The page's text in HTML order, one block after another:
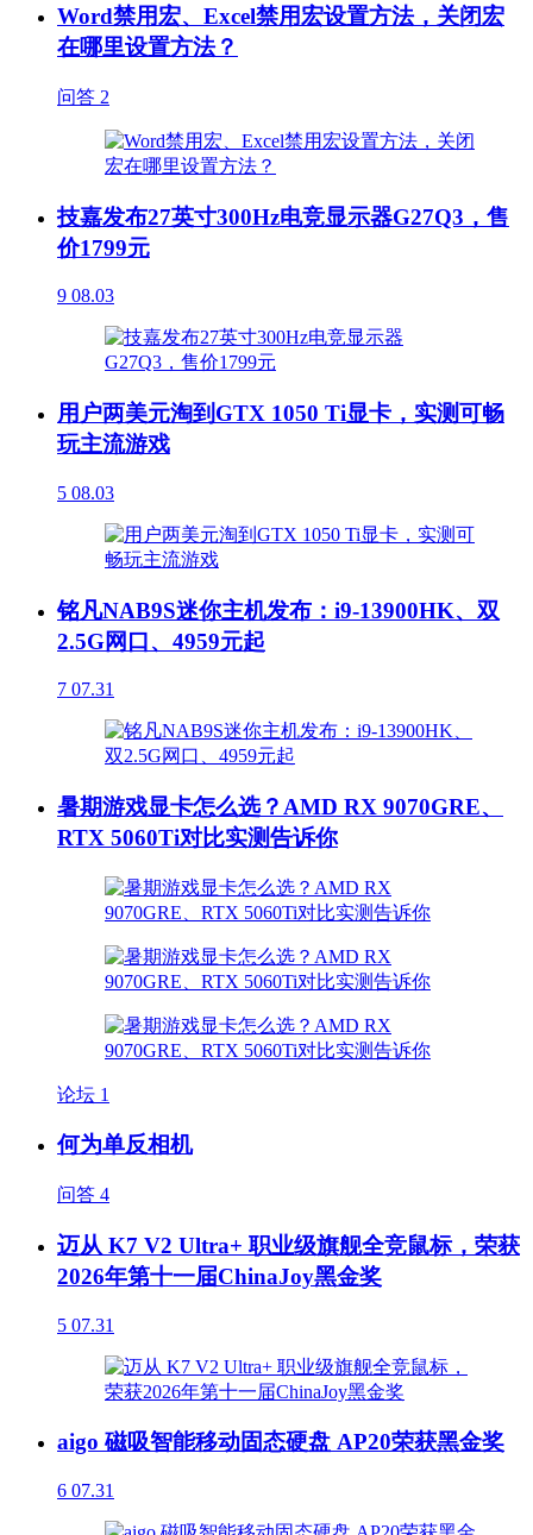
Word禁用宏、Excel禁用宏设置方法，关闭宏
在哪里设置方法？
问答 2
技嘉发布27英寸300Hz电竞显示器G27Q3，售
价1799元
9 08.03
用户两美元淘到GTX 1050 Ti显卡，实测可畅
玩主流游戏
5 08.03
铭凡NAB9S迷你主机发布：i9-13900HK、双
2.5G网口、4959元起
7 07.31
暑期游戏显卡怎么选？AMD RX 9070GRE、
RTX 5060Ti对比实测告诉你
论坛 1
何为单反相机
问答 4
迈从 K7 V2 Ultra+ 职业级旗舰全竞鼠标，荣获
2026年第十一届ChinaJoy黑金奖
5 07.31
aigo 磁吸智能移动固态硬盘 AP20荣获黑金奖
6 07.31